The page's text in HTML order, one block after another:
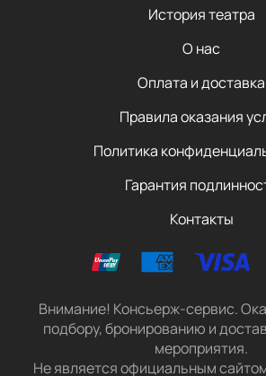
История театра
О нас
Оплата и доставка
Правила оказания
Политика
Гарантия
Контакты
Внимание! Консьерж-сервис.
подбору, бронированию и
мероприятия.
Не является официальным